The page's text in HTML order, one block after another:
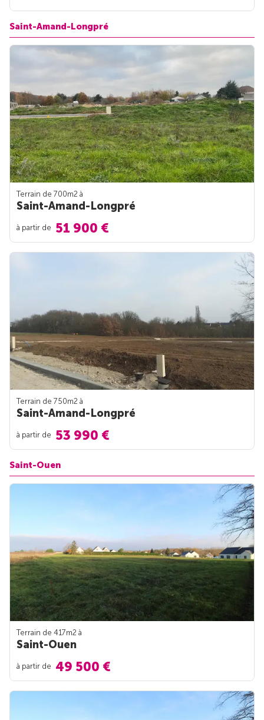
Saint-Amand-Longpré
Terrain de 700m2 à
Saint-Amand-Longpré
à partir de 51 900 €
Terrain de 750m2 à
Saint-Amand-Longpré
à partir de 53 990 €
Saint-Ouen
Terrain de 417m2 à
Saint-Ouen
à partir de 49 500 €